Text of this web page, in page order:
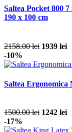
Saltea Pocket 800
190 x 100 cm
2158.00 lei 1939 lei
-10%
Saltea Ergonomica
1500.00 lei 1242 lei
-17%